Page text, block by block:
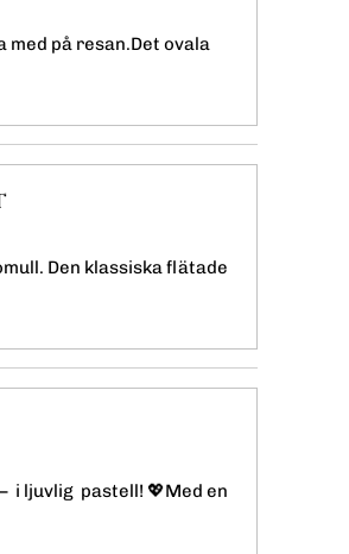
på resan.Det ovala
Den klassiska flätade
i ljuvlig pastell! 💖Med en